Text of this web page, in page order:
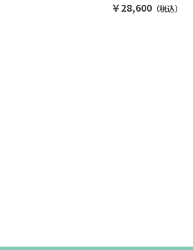
￥28,600 （税込）